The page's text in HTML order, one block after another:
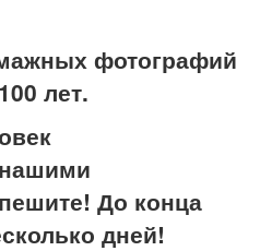
фотографий
лет.
До конца
дней!